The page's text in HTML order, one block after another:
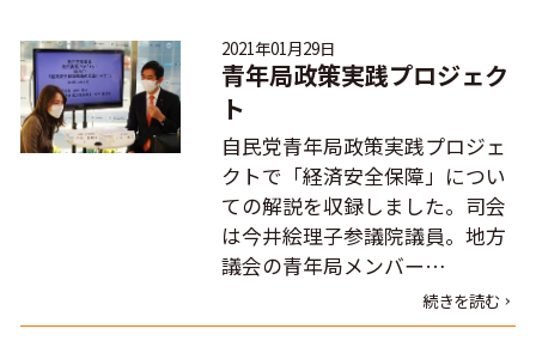
2021年01月29日
青年局政策実践プロジェク
ト
自民党青年局政策実践プロジェ
クトで「経済安全保障」につい
ての解説を収録しました。司会
は今井絵理子参議院議員。地方
議会の青年局メンバー…
続きを読む